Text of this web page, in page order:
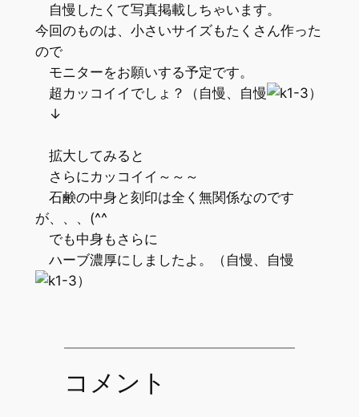
自慢したくて写真掲載しちゃいます。
今回のものは、小さいサイズもたくさん作った
ので
モニターをお願いする予定です。
超カッコイイでしょ？（自慢、自慢
）
↓
拡大してみると
さらにカッコイイ～～～
石鹸の中身と刻印は全く無関係なのです
が、、、(^^ゞ
でも中身もさらに
ハーブ濃厚にしましたよ。（自慢、自慢
）
コメント